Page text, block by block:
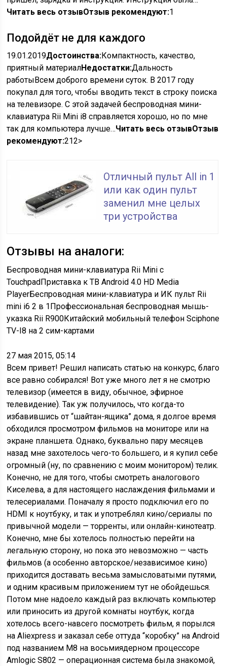
Читать весь отзывОтзыв рекомендуют:1
Подойдёт не для каждого
19.01.2019Достоинства:Компактность, качество,
приятный материалНедостатки:Дальность
работыВсем доброго времени суток. В 2017 году
покупал для того, чтобы вводить текст в строку поиска
на телевизоре. С этой задачей беспроводная мини-
клавиатура Rii Mini i8 справляется хорошо, но по мне
так для компьютера лучше…Читать весь отзывОтзыв
рекомендуют:212>
Отличный пульт All in 1
или как один пульт
заменил мне целых
три устройства
Отзывы на аналоги:
Беспроводная мини-клавиатура Rii Mini с
TouchpadПриставка к ТВ Android 4.0 HD Media
PlayerБеспроводная мини-клавиатура и ИК пульт Rii
mini i6 2 в 1Профессиональная беспроводная мышь-
указка Rii R900Китайский мобильный телефон Sciphone
TV-I8 на 2 сим-картами
27 мая 2015, 05:14
Всем привет! Решил написать статью на конкурс, благо
все равно собирался! Вот уже много лет я не смотрю
телевизор (имеется в виду, обычное, эфирное
телевидение). Так уж получилось, что когда-то
избавившись от “шайтан-ящика” дома, я долгое время
обходился просмотром фильмов на мониторе или на
экране планшета. Однако, буквально пару месяцев
назад мне захотелось чего-то большего, и я купил себе
огромный (ну, по сравнению с моим монитором) телик.
Конечно, не для того, чтобы смотреть аналогового
Киселева, а для настоящего наслаждения фильмами и
телесериалами. Поначалу я просто подключил его по
HDMI к ноутбуку, и так и употреблял кино/сериалы по
привычной модели — торренты, или онлайн-кинотеатр.
Конечно, мне бы хотелось полностью перейти на
легальную сторону, но пока это невозможно — часть
фильмов (а особенно авторское/независимое кино)
приходится доставать весьма замысловатыми путями,
и одним красивым приложением тут не обойдешься.
Потом мне надоело каждый раз включать компьютер
или приносить из другой комнаты ноутбук, когда
хотелось всего-навсего посмотреть фильм, я порылся
на Aliexpress и заказал себе оттуда “коробку” на Android
под названием M8 на восьмиядерном процессоре
Amlogic S802 — операционная система была знакомой,